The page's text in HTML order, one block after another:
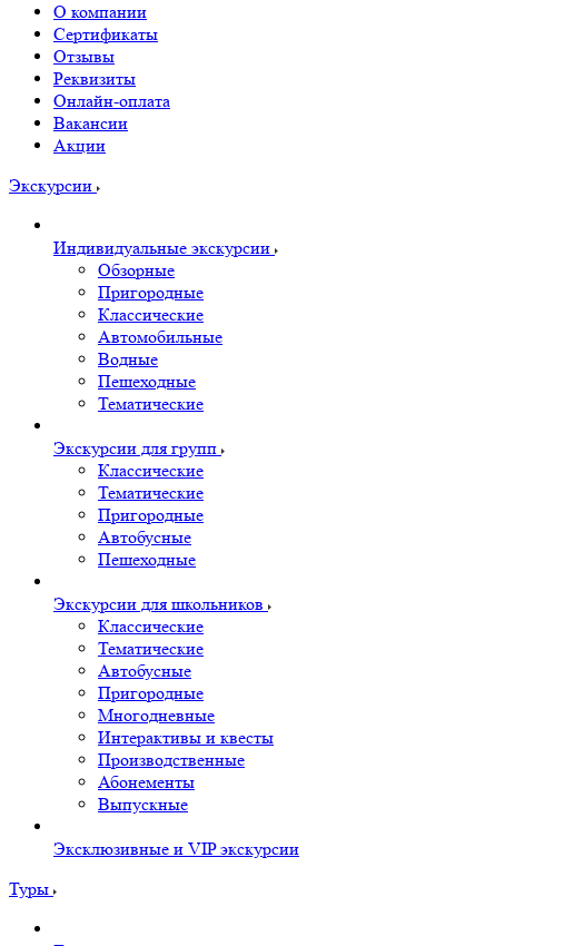
О компании
Сертификаты
Отзывы
Реквизиты
Онлайн-оплата
Вакансии
Акции
Экскурсии
Индивидуальные экскурсии
Обзорные
Пригородные
Классические
Автомобильные
Водные
Пешеходные
Тематические
Экскурсии для групп
Классические
Тематические
Пригородные
Автобусные
Пешеходные
Экскурсии для школьников
Классические
Тематические
Автобусные
Пригородные
Многодневные
Интерактивы и квесты
Производственные
Абонементы
Выпускные
Эксклюзивные и VIP экскурсии
Туры